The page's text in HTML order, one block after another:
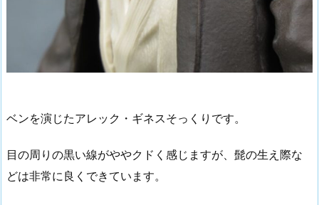
ベンを演じたアレック・ギネスそっくりです。
目の周りの黒い線がややクドく感じますが、髭の生え際な
どは非常に良くできています。